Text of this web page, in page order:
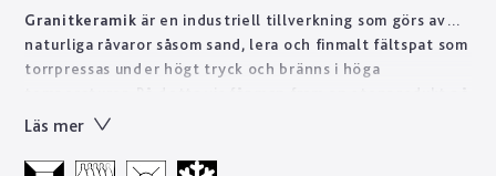
Granitkeramik är en industriell tillverkning som görs av
naturliga råvaror såsom sand, lera och finmalt fältspat som
torrpressas under högt tryck och bränns i höga
kort tid som skulle ta naturen tusentals år att forma.
lätt att sköta till skillnad från natursten som ofta kräver
Läs mer